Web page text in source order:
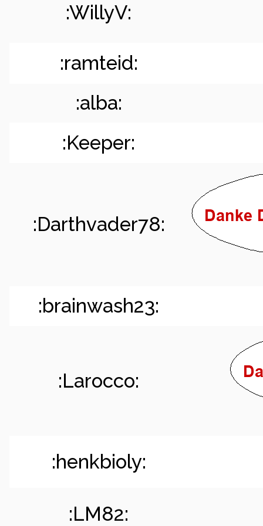
:WillyV:
:ramteid:
:alba:
:Keeper:
:Darthvader78:
:brainwash23:
:Larocco:
:henkbioly:
:LM82: